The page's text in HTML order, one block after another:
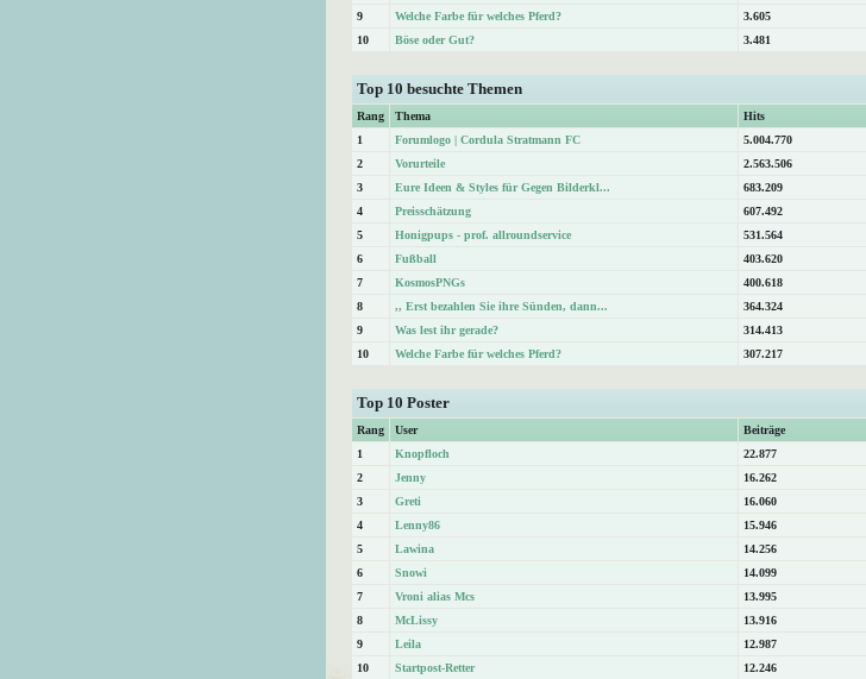
9
Welche Farbe für welches Pferd?
3.605
10
Böse oder Gut? 3.481
Top 10 besuchte Themen
Rang Thema Hits
1
Forumlogo | Cordula Stratmann FC
5.004.770
2
Vorurteile
2.563.506
3
Eure Ideen & Styles für Gegen Bilderkl...
683.209
4
Preisschätzung
607.492
5
Honigpups - prof. allroundservice
531.564
6
Fußball
403.620
7
KosmosPNGs
400.618
8
,, Erst bezahlen Sie ihre Sünden, dann...
364.324
9
Was lest ihr gerade?
314.413
10
Welche Farbe für welches Pferd? 307.217
Top 10 Poster
Rang User Beiträge
1
Knopfloch
22.877
2
Jenny
16.262
3
Greti
16.060
4
Lenny86
15.946
5
Lawina
14.256
6
Snowi
14.099
7
Vroni alias Mcs
13.995
8
McLissy
13.916
9
Leila
12.987
10
Startpost-Retter 12.246